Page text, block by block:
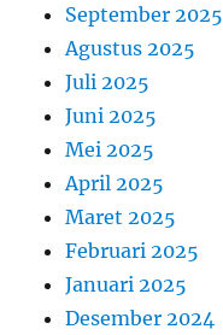
September 2025
Agustus 2025
Juli 2025
Juni 2025
Mei 2025
April 2025
Maret 2025
Februari 2025
Januari 2025
Desember 2024